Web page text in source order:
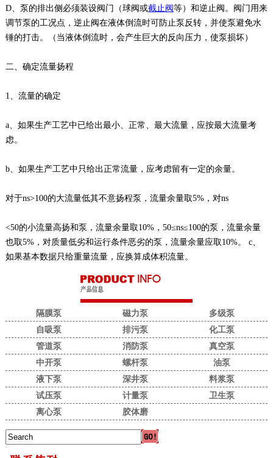
D、泵的排出侧必须装设阀门（球阀或截止阀等）和逆止阀。阀门用来
调节泵的工况点，逆止阀在液体倒流时可防止泵反转，并使泵避免水
锤的打击。（当液体倒流时，会产生巨大的反向压力，使泵损坏）
二、确定流量扬程
1、流量的确定
a、如果生产工艺中已给出最小、正常、最大流量，应按最大流量考
虑。
b、如果生产工艺中只给出正常流量，应考虑留有一定的余量。
对于ns>100的大流量低其不意扬程泵，流量余量取5%，对ns
<50的小流量高扬和泵，流量余量取10%，50≤ns≤100的泵，流量余量
也取5%，对质量低劣和运行条件恶劣的泵，流量余量应取10%。 c、
如果基本数据只给重量流量，应换算成体积流量。
隔膜泵 磁力泵
多级泵
自吸泵
排污泵
化工泵
管道泵
消防泵
真空泵
中开泵
螺杆泵
油泵
液下泵
深井泵
料浆泵
试压泵
计量泵
卫生泵
离心泵
胶体磨